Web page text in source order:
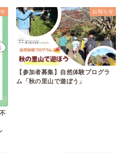
お知らせ
【参加者募集】自然体験プログラ
ム「秋の里山で遊ぼう」